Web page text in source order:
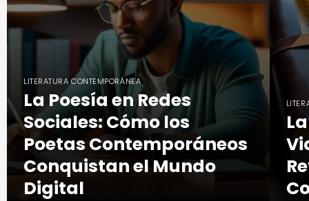
LITERATURA CONTEMPORÁNEA
La Poesía en Redes
Sociales: Cómo los
Poetas Contemporáneos
Conquistan el Mundo
Digital